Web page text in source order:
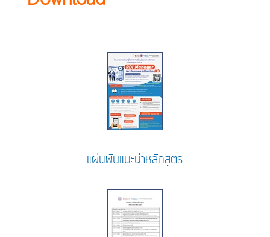
แผ่นพับแนะนำหลักสูตร